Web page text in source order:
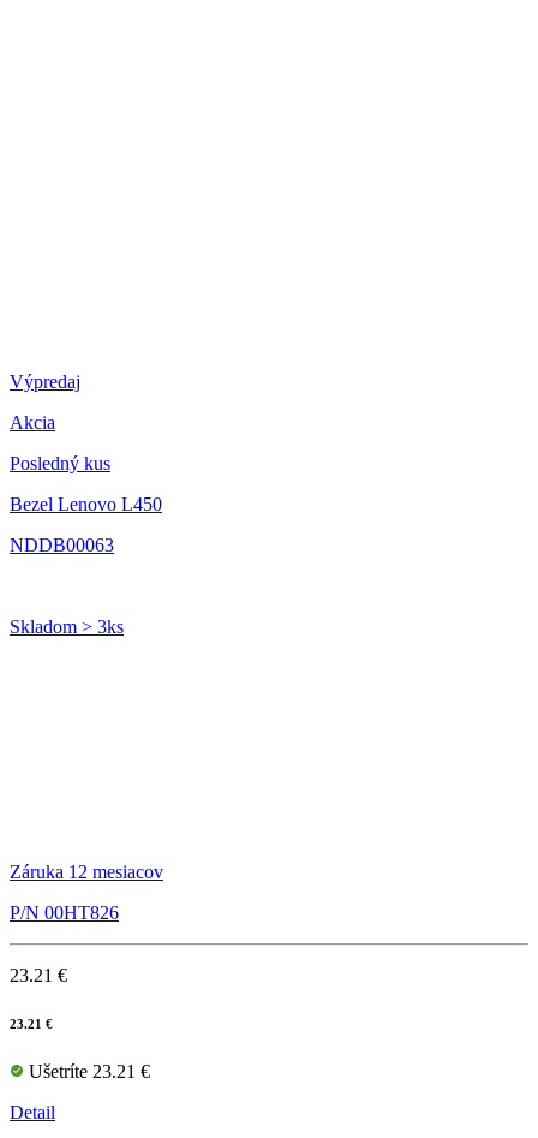
Výpredaj
Akcia
Posledný kus
Bezel Lenovo L450
NDDB00063
Skladom > 3ks
Záruka 12 mesiacov
P/N 00HT826
23.21 €
23.21 €
Ušetríte 23.21 €
Detail